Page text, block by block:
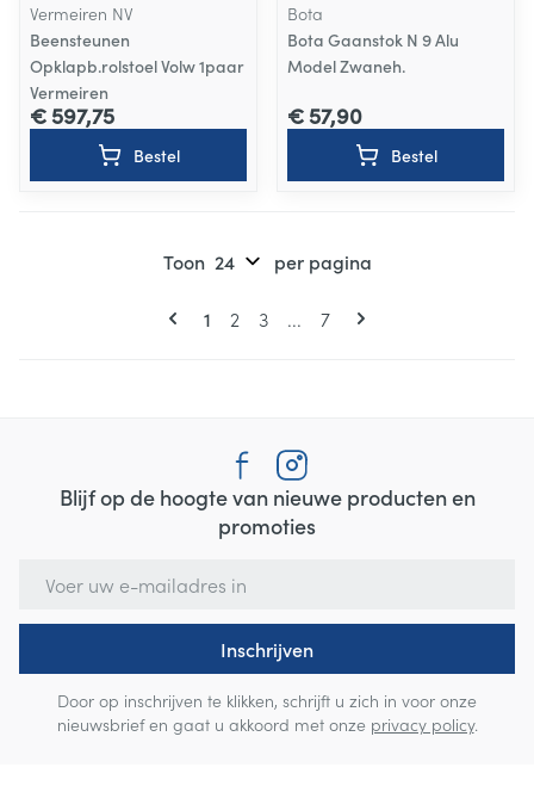
Vermeiren NV
Beensteunen
Opklapb.rolstoel Volw 1paar
Vermeiren
€ 597,75
Bestel
Bota
Bota Gaanstok N 9 Alu
Model Zwaneh.
€ 57,90
Bestel
Pagina's
U lees momenteel pagina
1 Pagina
2 Pagina
3 ... Pagina
7
Toon per pagina
Blijf op de hoogte van nieuwe producten en
promoties
Inschrijven
Door op inschrijven te klikken, schrijft u zich in voor onze
nieuwsbrief en gaat u akkoord met onze privacy policy.